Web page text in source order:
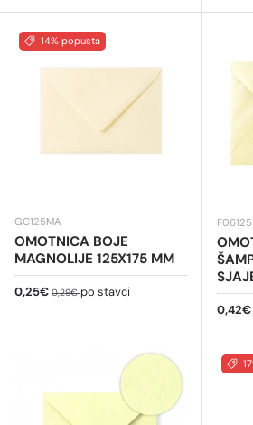
14% popusta
GC125MA
OMOTNICA BOJE
MAGNOLIJE 125X175 MM
Cijena na sniženju
0,25€ Redovna cijena
0,29€po stavci
F06125
0,42€